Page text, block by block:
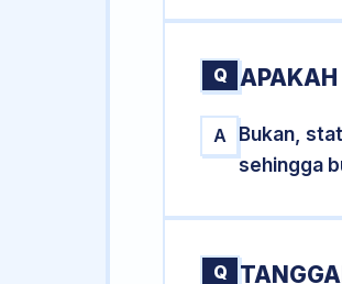
Q
A
Bukan,
sehingga
Q